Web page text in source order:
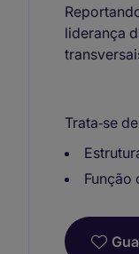
liderança
Trata‑se
Função